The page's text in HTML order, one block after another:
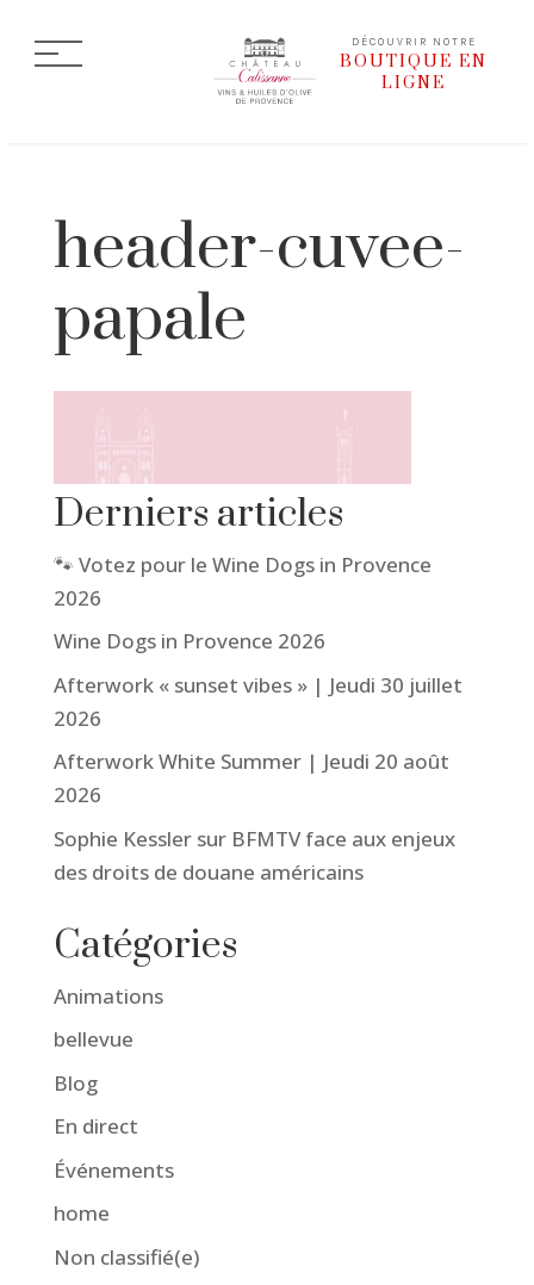
DÉCOUVRIR NOTRE
BOUTIQUE EN
LIGNE
header-cuvee-
papale
Derniers articles
🐾 Votez pour le Wine Dogs in Provence
2026
Wine Dogs in Provence 2026
Afterwork « sunset vibes » | Jeudi 30 juillet
2026
Afterwork White Summer | Jeudi 20 août
2026
Sophie Kessler sur BFMTV face aux enjeux
des droits de douane américains
Catégories
Animations
bellevue
Blog
En direct
Événements
home
Non classifié(e)